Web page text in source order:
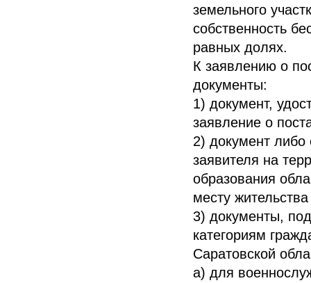
земельного
собственность
равных долях.
К заявлению о
документы:
1) документ,
заявление о
2) документ
заявителя на
образования
месту
3) документы,
категориям
Саратовской
а) для